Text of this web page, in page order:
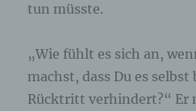
tun müsste.
„Wie fühlt es sich an,
machst, dass Du es
Rücktritt verhindert?“ Er